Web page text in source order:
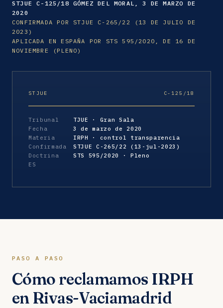
STJUE C-125/18 GÓMEZ DEL MORAL, 3 DE MARZO DE
2020
CONFIRMADA POR STJUE C-265/22 (13 DE JULIO DE
2023)
APLICADA EN ESPAÑA POR STS 595/2020, DE 16 DE
NOVIEMBRE (PLENO)
STJUE C-125/18
Tribunal
TJUE · Gran Sala
Fecha
3 de marzo de 2020
Materia
IRPH · control transparencia
Confirmada
STJUE C-265/22 (13-jul-2023)
Doctrina
ES
STS 595/2020 · Pleno
PASO A PASO
Cómo reclamamos IRPH
en Rivas-Vaciamadrid